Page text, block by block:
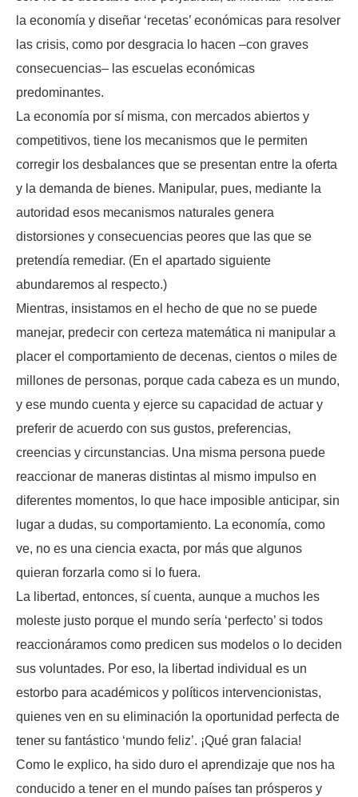
la economía y diseñar ‘recetas’ económicas para resolver
las crisis, como por desgracia lo hacen –con graves
consecuencias– las escuelas económicas
predominantes.
La economía por sí misma, con mercados abiertos y
competitivos, tiene los mecanismos que le permiten
corregir los desbalances que se presentan entre la oferta
y la demanda de bienes. Manipular, pues, mediante la
autoridad esos mecanismos naturales genera
distorsiones y consecuencias peores que las que se
pretendía remediar. (En el apartado siguiente
abundaremos al respecto.)
Mientras, insistamos en el hecho de que no se puede
manejar, predecir con certeza matemática ni manipular a
placer el comportamiento de decenas, cientos o miles de
millones de personas, porque cada cabeza es un mundo,
y ese mundo cuenta y ejerce su capacidad de actuar y
preferir de acuerdo con sus gustos, preferencias,
creencias y circunstancias. Una misma persona puede
reaccionar de maneras distintas al mismo impulso en
diferentes momentos, lo que hace imposible anticipar, sin
lugar a dudas, su comportamiento. La economía, como
ve, no es una ciencia exacta, por más que algunos
quieran forzarla como si lo fuera.
La libertad, entonces, sí cuenta, aunque a muchos les
moleste justo porque el mundo sería ‘perfecto’ si todos
reaccionáramos como predicen sus modelos o lo deciden
sus voluntades. Por eso, la libertad individual es un
estorbo para académicos y políticos intervencionistas,
quienes ven en su eliminación la oportunidad perfecta de
tener su fantástico ‘mundo feliz’. ¡Qué gran falacia!
Como le explico, ha sido duro el aprendizaje que nos ha
conducido a tener en el mundo países tan prósperos y